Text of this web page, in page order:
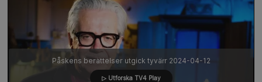
Påskens berättelser utgick tyvärr 2024-04-12
▷ Utforska TV4 Play